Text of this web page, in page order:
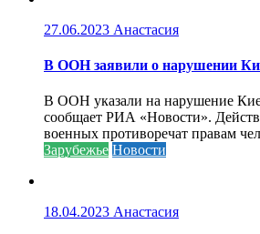
27.06.2023 Анастасия
В ООН заявили о нарушении
В ООН указали на нарушение
сообщает РИА «Новости».
военных противоречат правам
Зарубежье Новости
18.04.2023 Анастасия